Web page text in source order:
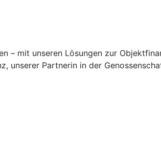
– mit unseren Lösungen zur
Partnerin in der